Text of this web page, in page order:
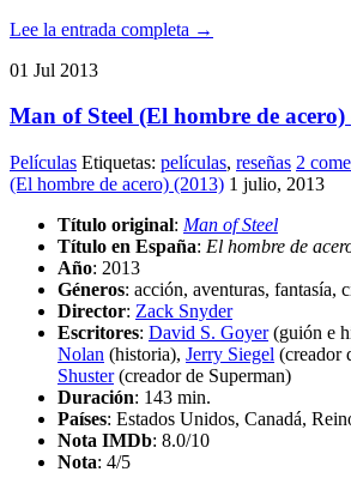
Lee la entrada completa →
01 Jul 2013
Man of Steel (El hombre de acero)
Películas Etiquetas: películas, reseñas 2
(El hombre de acero) (2013) 1 julio, 2013
Título original: Man of Steel
Título en España: El hombre de
Año: 2013
Géneros: acción, aventuras, fantasía,
Director: Zack Snyder
Escritores: David S. Goyer(guión e
Nolan (historia), Jerry Siegel (creador
Shuster(creador de Superman)
Duración: 143 min.
Países: Estados Unidos, Canadá,
Nota IMDb: 8.0/10
Nota: 4/5